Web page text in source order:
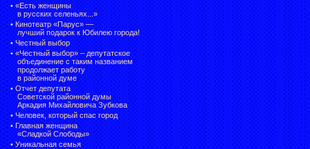
• «Есть женщины
в русских селеньях...»
• Кинотеатр «Парус» —
лучший подарок к Юбилею города!
• Честный выбор
• «Честный выбор» – депутатское
объединение с таким названием
продолжает работу
в районной думе
• Отчет депутата
Советской районной думы
Аркадия Михайловича Зубкова
• Человек, который спас город
• Главная женщина
«Сладкой Слободы»
• Уникальная семья